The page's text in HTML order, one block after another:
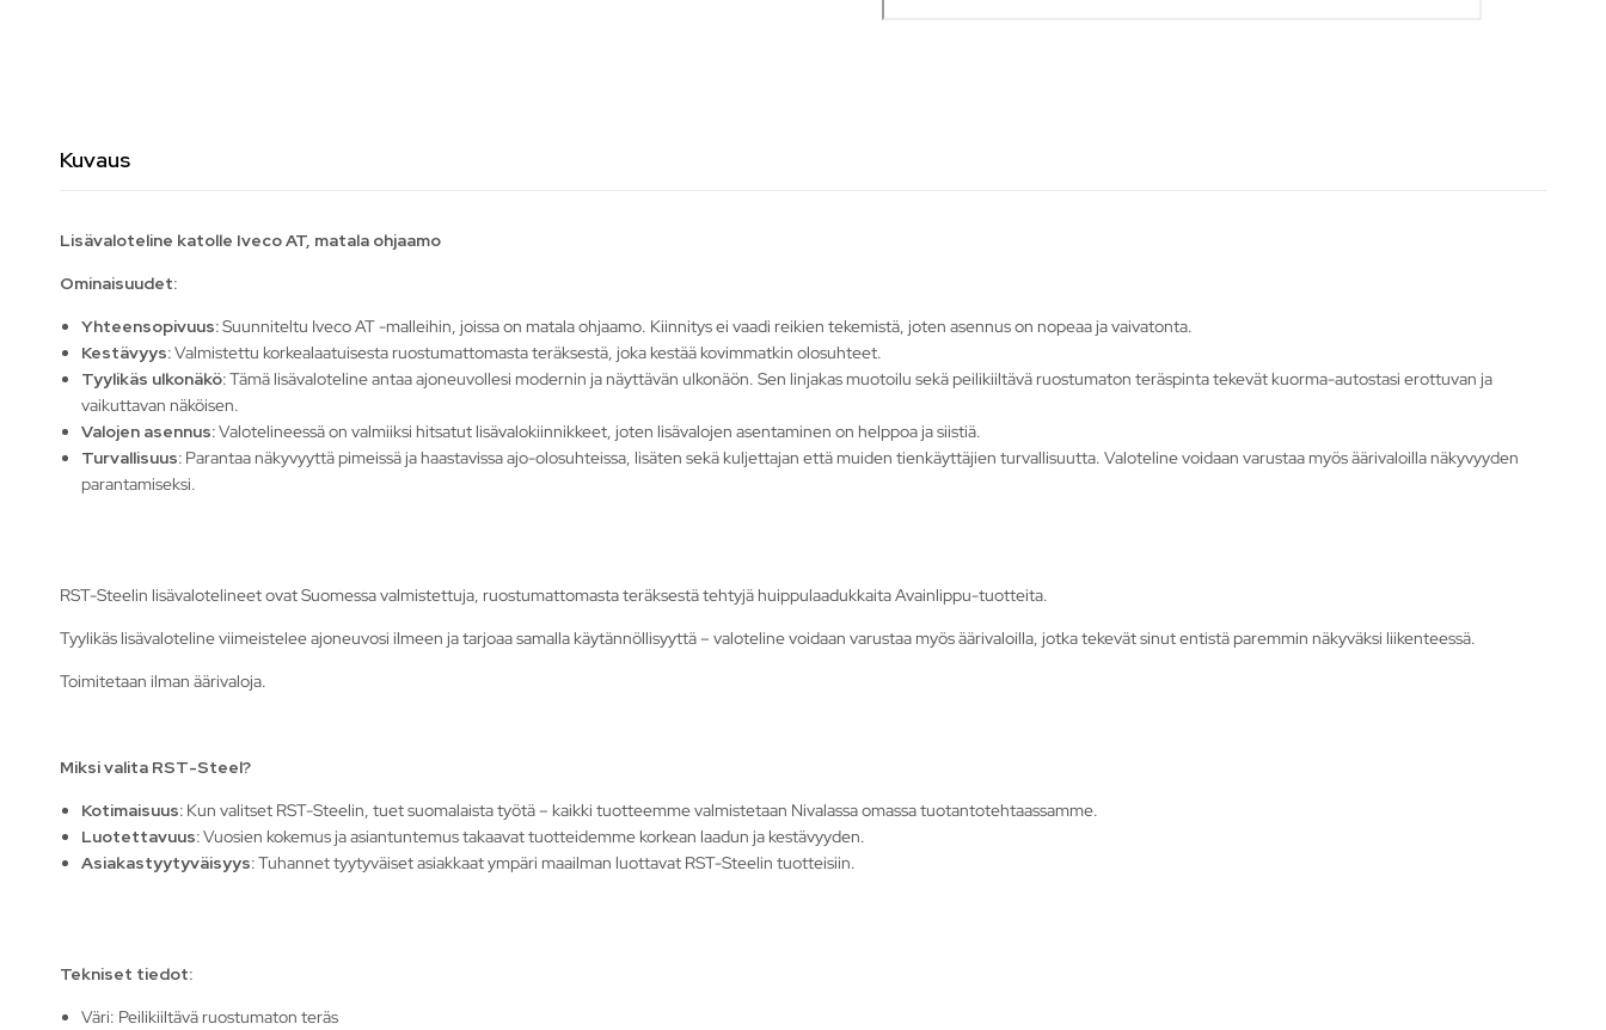
Kuvaus
Lisävaloteline katolle Iveco AT, matala ohjaamo
Ominaisuudet:
Yhteensopivuus:Suunniteltu Iveco AT -malleihin, joissa on matala ohjaamo. Kiinnitys ei vaadi reikien tekemistä, joten asennus on nopeaa ja vaivatonta.
Kestävyys:Valmistettu korkealaatuisesta ruostumattomasta teräksestä, joka kestää kovimmatkin olosuhteet.
Tyylikäs ulkonäkö:Tämä lisävaloteline antaa ajoneuvollesi modernin ja näyttävän ulkonäön. Sen linjakas muotoilu sekä peilikiiltävä ruostumaton teräspinta tekevät kuorma-autostasi erottuvan ja
vaikuttavan näköisen.
Valojen asennus:Valotelineessä on valmiiksi hitsatut lisävalokiinnikkeet, joten lisävalojen asentaminen on helppoa ja siistiä.
Turvallisuus: Parantaa näkyvyyttä pimeissä ja haastavissa ajo-olosuhteissa, lisäten sekä kuljettajan että muiden tienkäyttäjien turvallisuutta. Valoteline voidaan varustaa myös äärivaloilla näkyvyyden
parantamiseksi.
RST-Steelin lisävalotelineet ovat Suomessa valmistettuja, ruostumattomasta teräksestä tehtyjä huippulaadukkaita Avainlippu-tuotteita.
Tyylikäs lisävaloteline viimeistelee ajoneuvosi ilmeen ja tarjoaa samalla käytännöllisyyttä – valoteline voidaan varustaa myös äärivaloilla, jotka tekevät sinut entistä paremmin näkyväksi liikenteessä.
Toimitetaan ilman äärivaloja.
Miksi valita RST-Steel?
Kotimaisuus: Kun valitset RST-Steelin, tuet suomalaista työtä – kaikki tuotteemme valmistetaan Nivalassa omassa tuotantotehtaassamme.
Luotettavuus:Vuosien kokemus ja asiantuntemus takaavat tuotteidemme korkean laadun ja kestävyyden.
Asiakastyytyväisyys:Tuhannet tyytyväiset asiakkaat ympäri maailman luottavat RST-Steelin tuotteisiin.
Tekniset tiedot:
Väri: Peilikiiltävä ruostumaton teräs